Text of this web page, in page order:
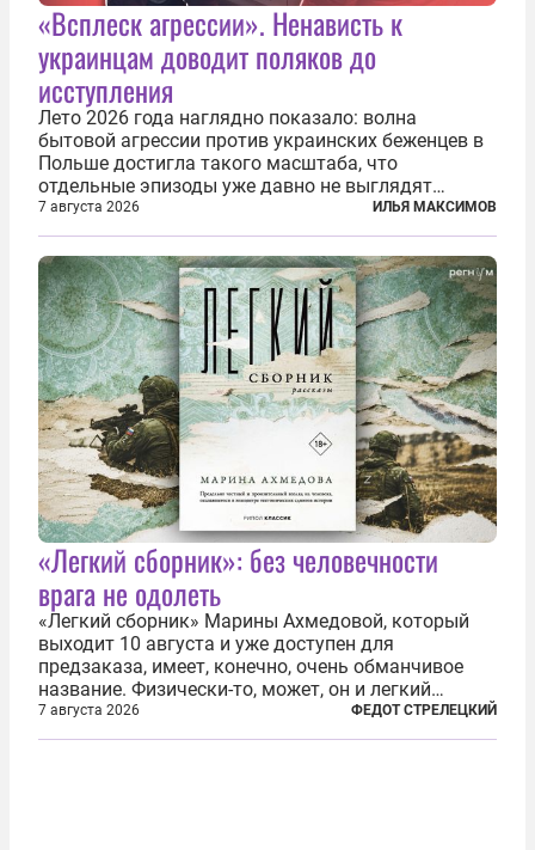
«Всплеск агрессии». Ненависть к
украинцам доводит поляков до
исступления
Лето 2026 года наглядно показало: волна
бытовой агрессии против украинских беженцев в
Польше достигла такого масштаба, что
отдельные эпизоды уже давно не выглядят
случайными. Поляки, судя по происходящему,
буквально теряют рассудок от ненависти к
украинским беженцам, и каждый новый случай
по-своему...
7 августа 2026 ИЛЬЯ МАКСИМОВ
«Легкий сборник»: без человечности
врага не одолеть
«Легкий сборник» Марины Ахмедовой, который
выходит 10 августа и уже доступен для
предзаказа, имеет, конечно, очень обманчивое
название. Физически-то, может, он и легкий
относительно. Но метафизически —
безотносительно тяжелый. Десять рассказов,
7 августа 2026 ФЕДОТ СТРЕЛЕЦКИЙ